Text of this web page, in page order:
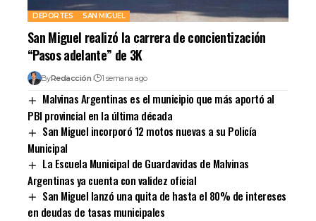
DEPORTES SAN MIGUEL
San Miguel realizó la carrera de concientización
“Pasos adelante” de 3K
ByRedacción 1 semana ago
Malvinas Argentinas es el municipio que más aportó al
PBI provincial en la última década
San Miguel incorporó 12 motos nuevas a su Policía
Municipal
La Escuela Municipal de Guardavidas de Malvinas
Argentinas ya cuenta con validez oficial
San Miguel lanzó una quita de hasta el 80% de intereses
en deudas de tasas municipales